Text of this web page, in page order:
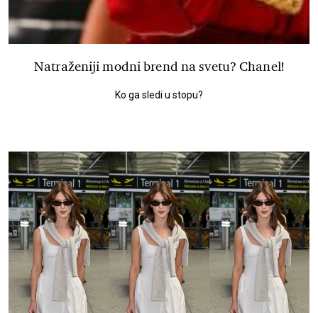
Natraženiji modni brend na svetu? Chanel!
Ko ga sledi u stopu?